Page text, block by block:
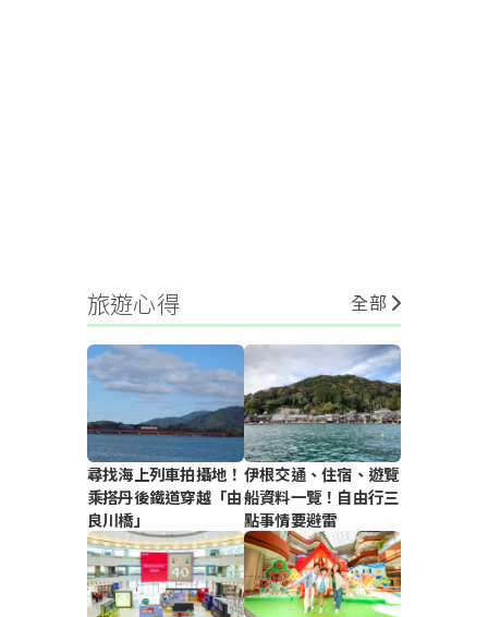
旅遊心得 全部
尋找海上列車拍攝地！
乘搭丹後鐵道穿越「由
良川橋」
伊根交通、住宿、遊覽
船資料一覽！自由行三
點事情要避雷